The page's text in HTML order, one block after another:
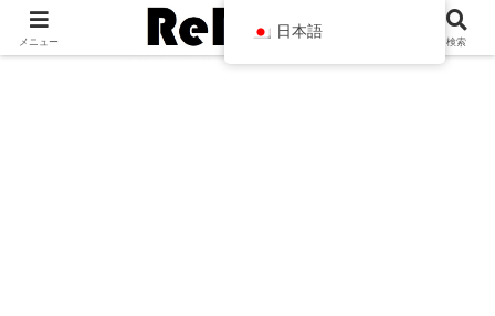
メニュー 検索
日本語